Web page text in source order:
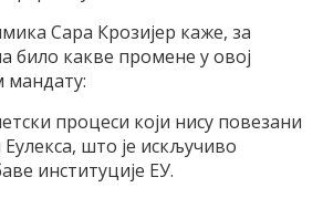
Сара Крозијер каже, за
било какве промене у овој
мандату:
процеси који нису повезани
што је искључиво
институције ЕУ.